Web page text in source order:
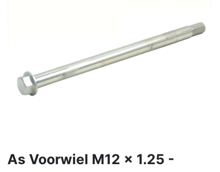
As Voorwiel M12 x 1.25 -